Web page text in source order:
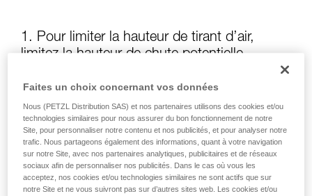
1. Pour limiter la hauteur de tirant d’air,
limitez la hauteur de chute potentielle
La position de l’ASAP ou de l’ASAP LOCK, par rapport à
l’utilisateur, influe sur la hauteur de chute et donc sur la
longueur de déchirement de l’absorbeur d’énergie : ces
deux éléments augmentent le tirant d’air.
Gardez autant que possible l’ASAP ou l’ASAP LOCK au-
dessus du point d’attache de votre harnais
Faites un choix concernant vos données
Nous (PETZL Distribution SAS) et nos partenaires utilisons des cookies et/ou
technologies similaires pour nous assurer du bon fonctionnement de notre
Site, pour personnaliser notre contenu et nos publicités, et pour analyser notre
trafic. Nous partageons également des informations, quant à votre navigation
sur notre Site, avec nos partenaires analytiques, publicitaires et de réseaux
sociaux afin de personnaliser nos publicités. Dans le cas où vous les
acceptez, nos cookies et/ou technologies similaires ne sont actifs que sur
notre Site et ne vous suivront pas sur d’autres sites web. Les cookies et/ou